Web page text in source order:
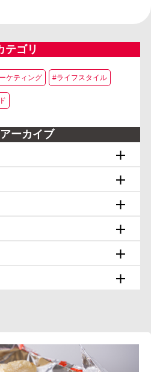
テゴリ
ケティング #ライフスタイル
ーカイブ